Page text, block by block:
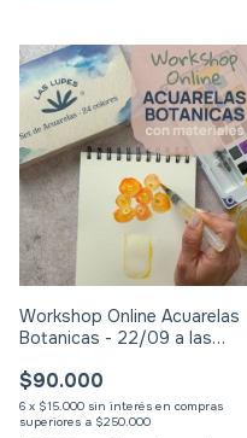
Workshop Online Acuarelas
Botanicas - 22/09 a las
$90.000
6 x $15.000 sin interés